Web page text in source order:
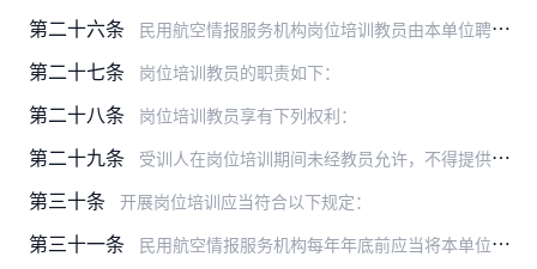
第二十六条 民用航空情报服务机构岗位培训教员由本单位聘任，报地区管理局备案。
第二十七条 岗位培训教员的职责如下：
第二十八条 岗位培训教员享有下列权利：
第二十九条 受训人在岗位培训期间未经教员允许，不得提供民用航空情报服务或操作各种设备。
第三十条 开展岗位培训应当符合以下规定：
第三十一条 民用航空情报服务机构每年年底前应当将本单位的本年度培训完成情况和下一年度岗位培训计划报地区管理局。地区管理局每年1月份应当将本地区上一年度培训安排的总体情况上报…